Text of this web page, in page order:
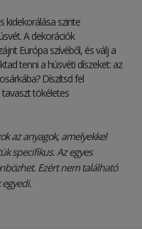
kidekorálása szinte
A dekorációk
Európa szívéből, és válj a
tenni a húsvéti díszeket: az
Díszítsd fel
tavaszt tökéletes
az anyagok, amelyekkel
specifikus. Az egyes
Ezért nem található